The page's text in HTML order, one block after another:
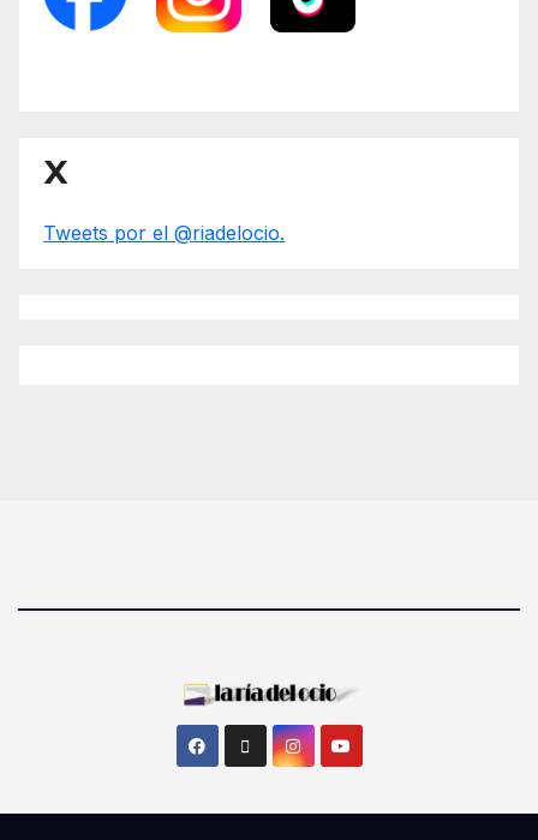
X
Tweets por el @riadelocio.